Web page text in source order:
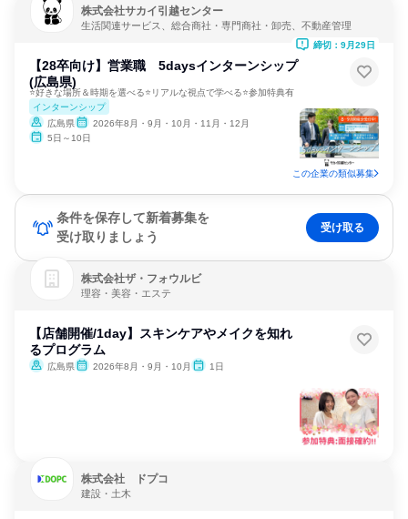
株式会社サカイ引越センター
生活関連サービス、総合商社・専門商社・卸売、不動産管理
【28卒向け】営業職 5daysインターンシップ
(広島県)
⭐好きな場所＆時期を選べる⭐リアルな視点で学べる⭐参加特典有
インターンシップ
広島県
2026年8月・9月・10月・11月・12月
5日～10日
締切：9月29日
この企業の類似募集
条件を保存して新着募集を
受け取りましょう
受け取る
株式会社ザ・フォウルビ
理容・美容・エステ
【店舗開催/1day】スキンケアやメイクを知れ
るプログラム
広島県 2026年8月・9月・10月 1日
株式会社 ドプコ
建設・土木